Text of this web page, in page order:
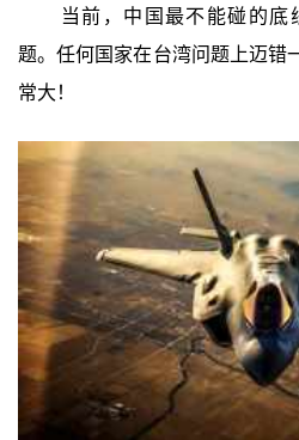
当前，中国最不能碰的底
题。任何国家在台湾问题上迈错
常大！